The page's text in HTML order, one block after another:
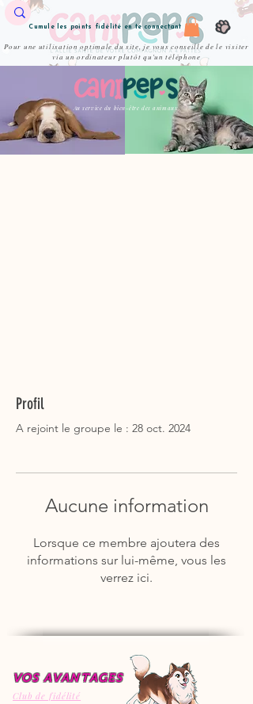
Cumule les points fidélité en te connectant
Pour une utilisation optimale du site, je vous conseille de le visiter
via un ordinateur plutôt qu'un téléphone
Au service du bien-être des animaux
Profil
A rejoint le groupe le : 28 oct. 2024
Aucune information
Lorsque ce membre ajoutera des
informations sur lui-même, vous les
verrez ici.
VOS AVANTAGES
Club de fidélité